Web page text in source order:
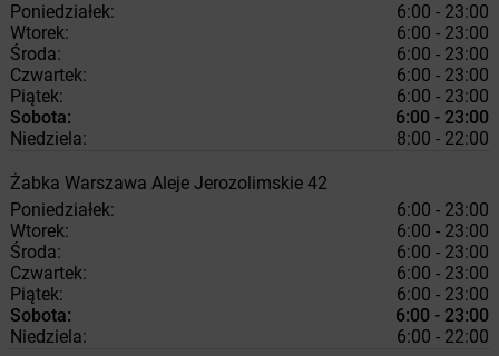
Poniedziałek:
6:00 - 23:00
Wtorek:
6:00 - 23:00
Środa:
6:00 - 23:00
Czwartek:
6:00 - 23:00
Piątek:
6:00 - 23:00
Sobota:
6:00 - 23:00
Niedziela:
8:00 - 22:00
Żabka Warszawa Aleje Jerozolimskie 42
Poniedziałek:
6:00 - 23:00
Wtorek:
6:00 - 23:00
Środa:
6:00 - 23:00
Czwartek:
6:00 - 23:00
Piątek:
6:00 - 23:00
Sobota:
6:00 - 23:00
Niedziela:
6:00 - 22:00